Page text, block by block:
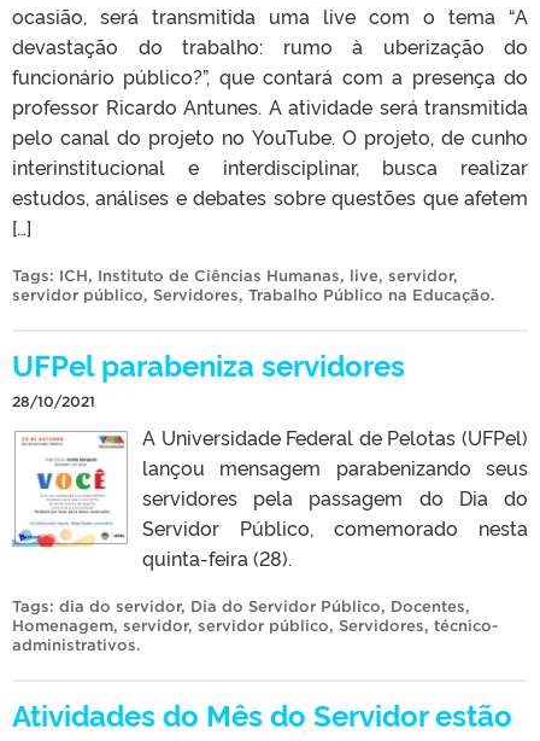
ocasião, será transmitida uma live com o tema “A
devastação do trabalho: rumo à uberização do
funcionário público?”, que contará com a presença do
professor Ricardo Antunes. A atividade será transmitida
pelo canal do projeto no YouTube. O projeto, de cunho
interinstitucional e interdisciplinar, busca realizar
estudos, análises e debates sobre questões que afetem
[…]
Tags: ICH, Instituto de Ciências Humanas, live, servidor,
servidor público, Servidores, Trabalho Público na Educação.
UFPel parabeniza servidores
28/10/2021
A Universidade Federal de Pelotas (UFPel)
lançou mensagem parabenizando seus
servidores pela passagem do Dia do
Servidor Público, comemorado nesta
quinta-feira (28).
Tags: dia do servidor, Dia do Servidor Público, Docentes,
Homenagem, servidor, servidor público, Servidores, técnico-
administrativos.
Atividades do Mês do Servidor estão